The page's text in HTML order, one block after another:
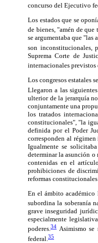
concurso del Ejecutivo
Los estados que se
de bienes, "amén de
se argumentaba que
son inconstitucionales,
Suprema Corte de
internacionales previstos
Los congresos estatales
Llegaron a las
ulterior de la jerarquía
conjuntamente una
los tratados
constitucionales", "la
definida por el Poder
corresponden al
Igualmente se
determinar la asunción
contenidas en el
prohibiciones de
reformas
En el ámbito académico
subordina la soberanía
grave inseguridad
especialmente
poderes.34 Asimismo
federal. 35